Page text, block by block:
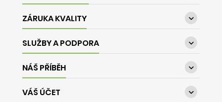
ZÁRUKA KVALITY 
SLUŽBY A PODPORA 
NÁŠ PŘÍBĚH 
VÁŠ ÚČET 